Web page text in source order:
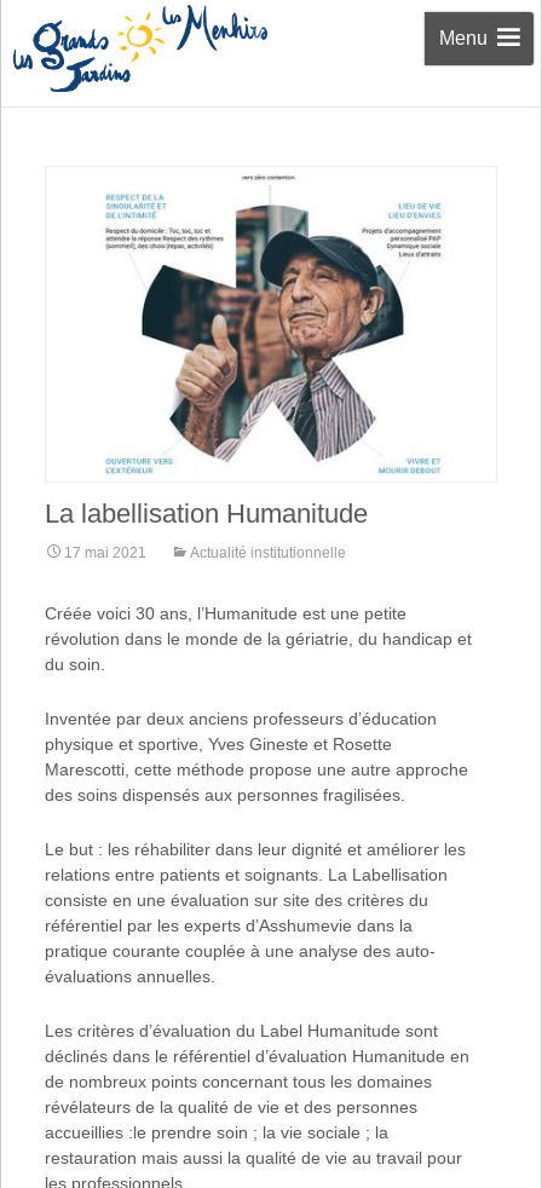
Menu
La labellisation Humanitude
17 mai 2021 Actualité institutionnelle
Créée voici 30 ans, l’Humanitude est une petite
révolution dans le monde de la gériatrie, du handicap et
du soin.
Inventée par deux anciens professeurs d’éducation
physique et sportive, Yves Gineste et Rosette
Marescotti, cette méthode propose une autre approche
des soins dispensés aux personnes fragilisées.
Le but : les réhabiliter dans leur dignité et améliorer les
relations entre patients et soignants. La Labellisation
consiste en une évaluation sur site des critères du
référentiel par les experts d’Asshumevie dans la
pratique courante couplée à une analyse des auto-
évaluations annuelles.
Les critères d’évaluation du Label Humanitude sont
déclinés dans le référentiel d’évaluation Humanitude en
de nombreux points concernant tous les domaines
révélateurs de la qualité de vie et des personnes
accueillies :le prendre soin ; la vie sociale ; la
restauration mais aussi la qualité de vie au travail pour
les professionnels.